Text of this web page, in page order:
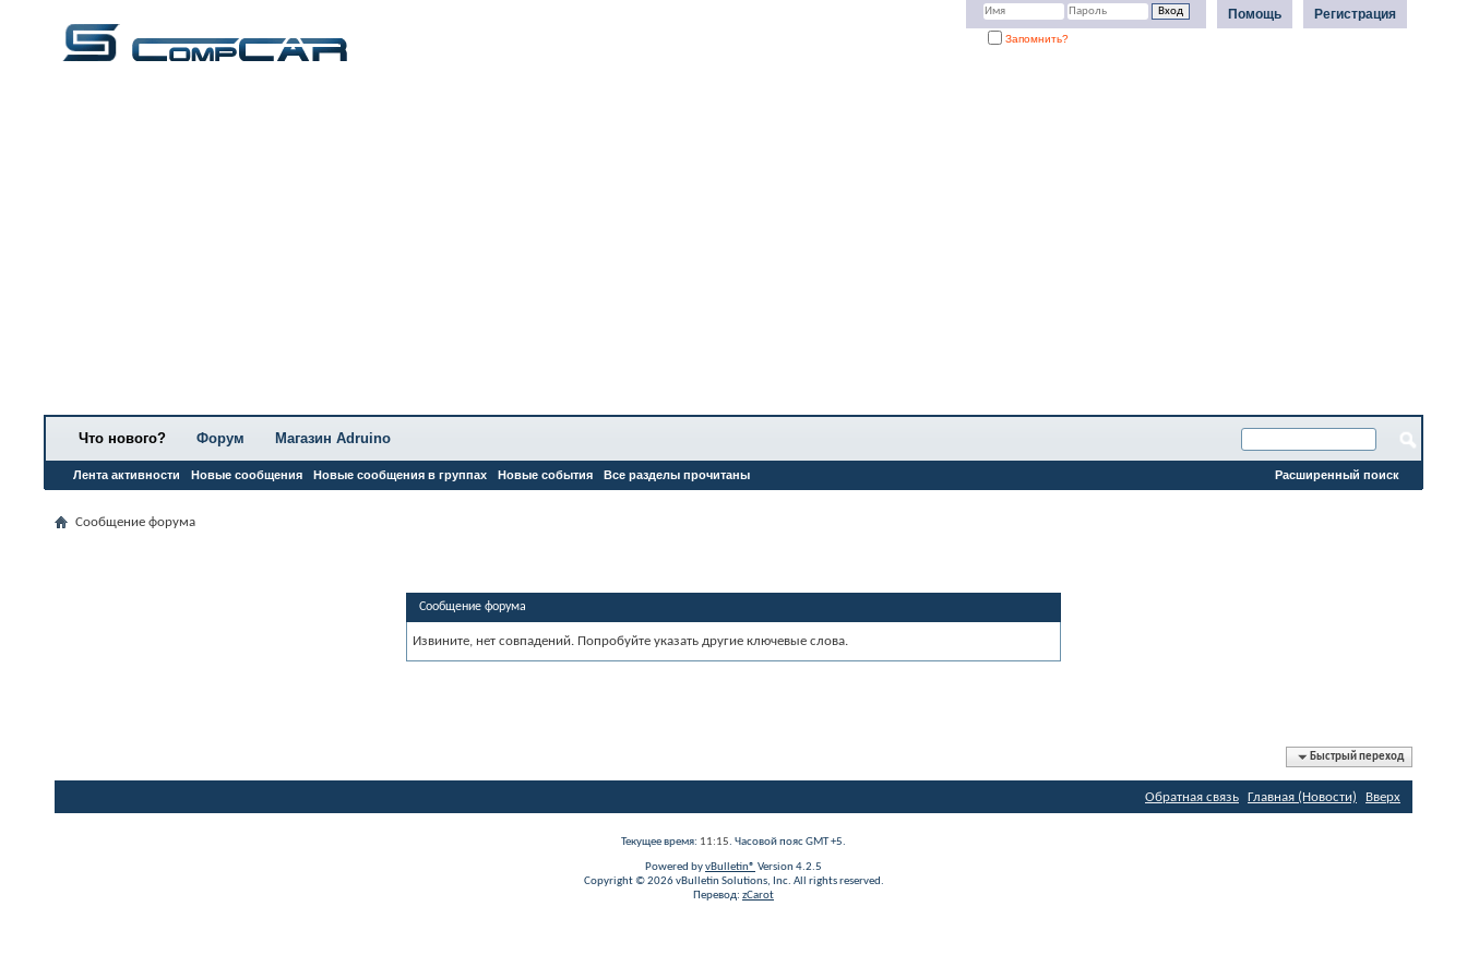
Регистрация
Помощь
Запомнить?
Что нового?
Лента активности Новые сообщения Новые сообщения в группах Новые события Все разделы прочитаны
Форум Магазин Adruino
Расширенный поиск
Сообщение форума
Сообщение форума
Извините, нет совпадений. Попробуйте указать другие ключевые слова.
Быстрый переход
Обратная связь Главная (Новости) Вверх
Текущее время: 11:15. Часовой пояс GMT +5.
Powered byvBulletin® Version 4.2.5
Copyright © 2026 vBulletin Solutions, Inc. All rights reserved.
Перевод: zCarot